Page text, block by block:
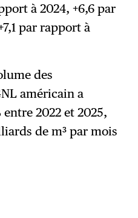
à 2024, +6,6 par
par rapport à
des
américain a
2022 et 2025,
de m³ par mois